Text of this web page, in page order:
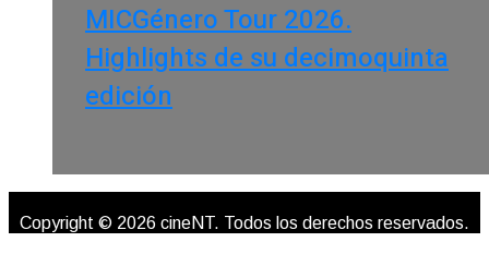
MICGénero Tour 2026.
Highlights de su decimoquinta
edición
Copyright © 2026 cineNT. Todos los derechos reservados.